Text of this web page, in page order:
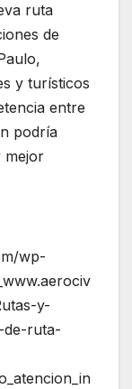
ruta
de
y turísticos
entre
podría
mejor
wp-
y-
de-ruta-